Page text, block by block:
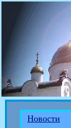
Новости